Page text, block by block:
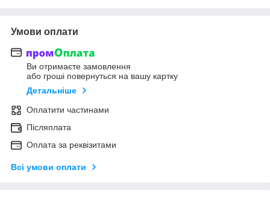
Умови оплати
Ви отримаєте замовлення
або гроші повернуться на вашу картку
Детальніше
Оплатити частинами
Післяплата
Оплата за реквізитами
Всі умови оплати